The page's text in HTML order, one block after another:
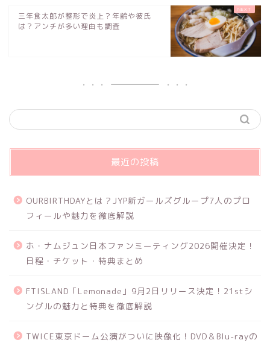
三年食太郎が整形で炎上？年齢や彼氏
は？アンチが多い理由も調査
最近の投稿
OURBIRTHDAYとは？JYP新ガールズグループ7人のプロ
フィールや魅力を徹底解説
ホ・ナムジュン日本ファンミーティング2026開催決定！
日程・チケット・特典まとめ
FTISLAND「Lemonade」9月2日リリース決定！21stシ
ングルの魅力と特典を徹底解説
TWICE東京ドーム公演がついに映像化！DVD＆Blu-rayの